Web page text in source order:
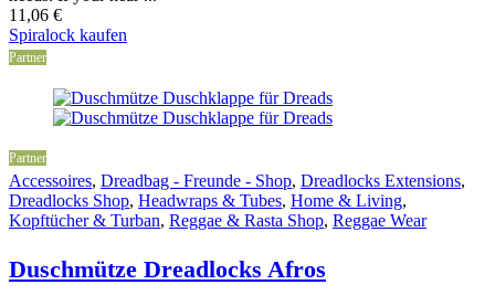
11,06 €
Spiralock kaufen
Partner
Partner
Accessoires, Dreadbag - Freunde - Shop, Dreadlocks Extensions,
Dreadlocks Shop, Headwraps & Tubes, Home & Living,
Kopftücher & Turban, Reggae & Rasta Shop, Reggae Wear
Duschmütze Dreadlocks Afros